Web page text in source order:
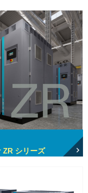
ZR シリーズ